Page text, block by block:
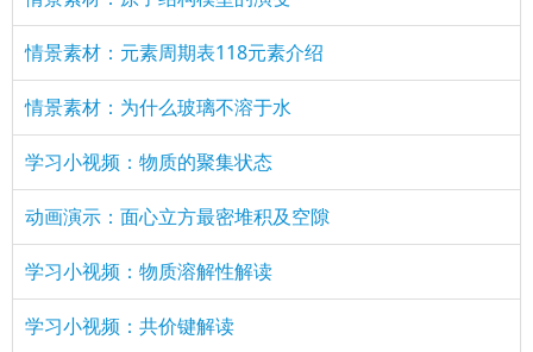
情景素材：元素周期表118元素介绍
情景素材：为什么玻璃不溶于水
学习小视频：物质的聚集状态
动画演示：面心立方最密堆积及空隙
学习小视频：物质溶解性解读
学习小视频：共价键解读